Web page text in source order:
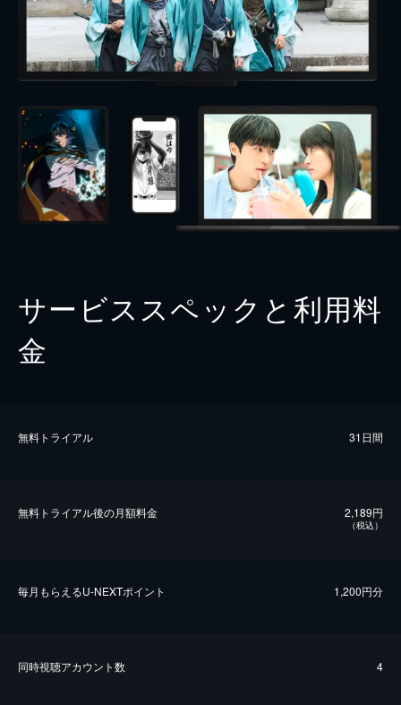
サービススペックと利用料
金
無料トライアル 31日間
無料トライアル後の⽉額料金 2,189円
（税込）
毎⽉もらえるU-NEXTポイント 1,200円分
同時視聴アカウント数 4